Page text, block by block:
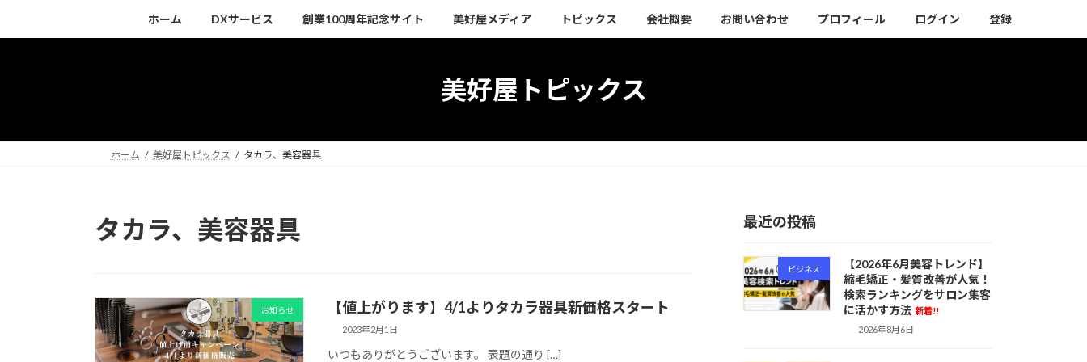
キ
に
ホーム DXサービス 創業100周年記念サイト 美好屋メディア トピックス 会社概要 お問い合わせ プロフィール ログイン 登録
美好屋トピックス
ホーム 美好屋トピックス タカラ、美容器具
タカラ、美容器具
お知らせ 【値上がります】4/1よりタカラ器具新価格スタート
2023年2月1日
いつもありがとうございます。 表題の通り […]
最近の投稿
ビジネス
【2026年6月美容トレンド】
縮毛矯正・髪質改善が人気！
検索ランキングをサロン集客
に活かす方法 新着!!
2026年8月6日